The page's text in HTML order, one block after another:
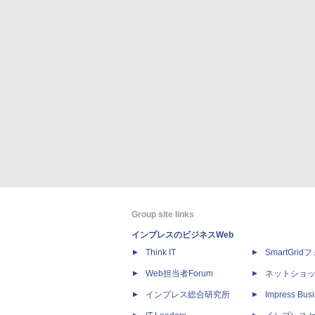
Group site links
インプレスのビジネスWeb
Think IT
Web担当者Forum
インプレス総合研究所
SmartGridフ
ネットショ
Impress